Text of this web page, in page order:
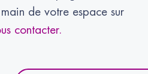
de votre espace sur
contacter.